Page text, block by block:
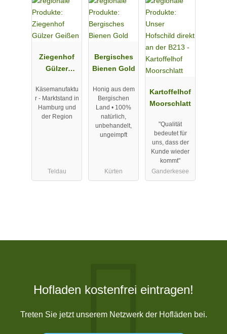
Ziegenhof
Gülzer
Käsemanufaktu
r - Marktstand in
Hamburg und
der Region
Teldau
Bergisches
Bienen Gold
Honig aus dem
Bergischen
Land • 100%
natürlich,
unbehandelt,
ungeimpft
Kürten
Kartoffelhof
Moorschlatt
"Qualität
bedeutet für
uns, dass der
Kunde wieder
kommt"
Ganderkesee
Hofladen kostenfrei eintragen!
Treten Sie jetzt unserem Netzwerk der Hofläden bei.